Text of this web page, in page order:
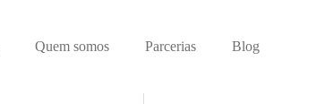
Quem somos Parcerias Blog